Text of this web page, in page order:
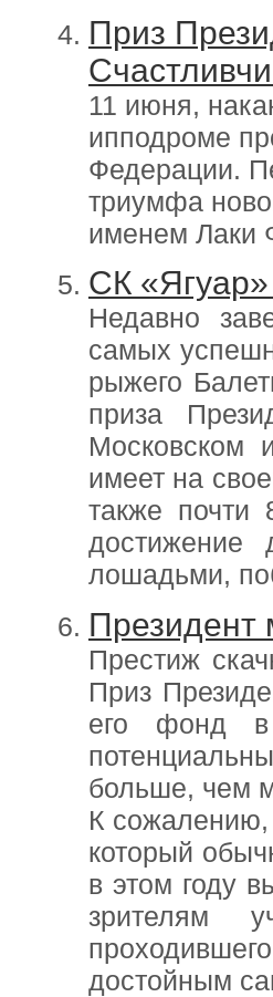
Приз
11 июня,
ипподроме
Федерации.
триумфа
именем Лаки
СК
Недавно
самых
рыжего
приза
Московском
имеет на
также
достижение
лошадьми,
Президент
Престиж
Приз
его фонд в
больше, чем
К сожалению,
который
в этом году
зрителям
достойным